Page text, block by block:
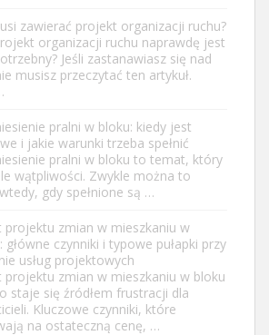
zawierać projekt organizacji ruchu?
organizacji ruchu naprawdę jest
Jeśli zastanawiasz się nad
musisz przeczytać ten artykuł.
pralni w bloku: kiedy jest
i jakie warunki trzeba spełnić
pralni w bloku to temat, który
wątpliwości. Zwykle można to
gdy spełnione są …
projektu zmian w mieszkaniu w
główne czynniki i typowe pułapki przy
usług projektowych
projektu zmian w mieszkaniu w bloku
staje się źródłem frustracji dla
Kluczowe czynniki, które
na ostateczną cenę, …